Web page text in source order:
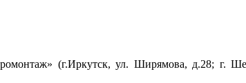
(г.Иркутск, ул. Ширямова, д.28; г.